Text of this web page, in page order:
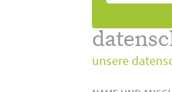
unsere